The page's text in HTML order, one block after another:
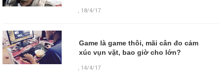
, 18/4/17
Game là game thôi, mãi cân đo cảm
xúc vụn vặt, bao giờ cho lớn?
, 14/4/17